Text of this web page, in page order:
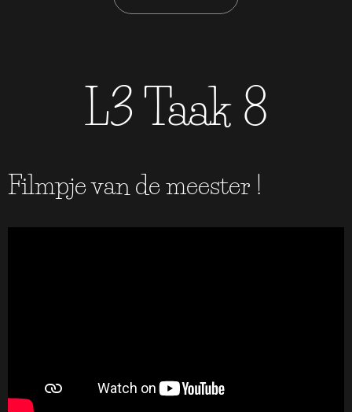
L3 Taak 8
Filmpje van de meester !